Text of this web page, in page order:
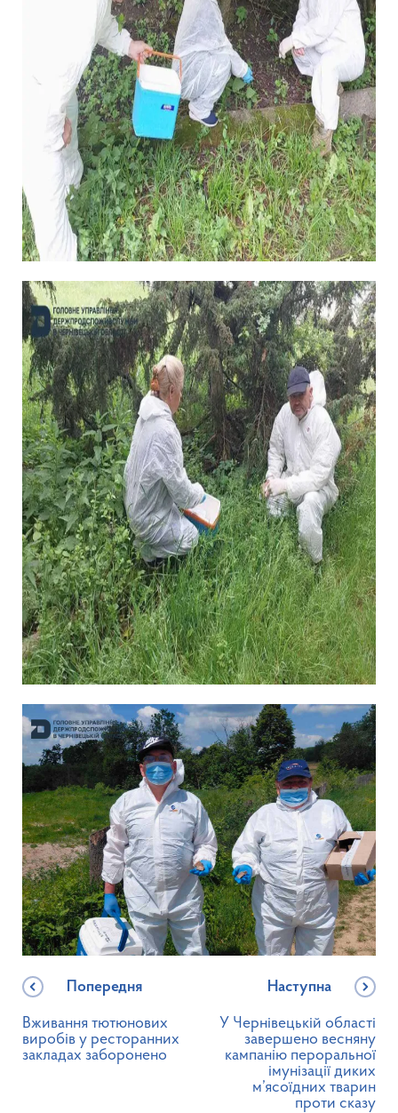
Попередня
Вживання тютюнових
виробів у ресторанних
закладах заборонено
Наступна
У Чернівецькій області
завершено весняну
кампанію пероральної
імунізації диких
м’ясоїдних тварин
проти сказу